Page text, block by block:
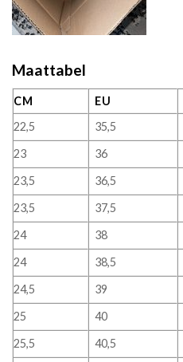
Maattabel
CM EU
22,5
35,5
23
36
23,5
36,5
23,5
37,5
24
38
24
38,5
24,5
39
25
40
25,5
40,5